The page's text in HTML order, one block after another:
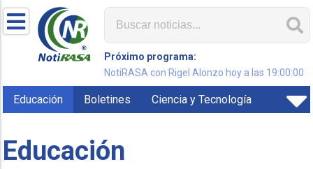
Próximo programa:
NotiRASA con Rigel Alonzo hoy a las 19:00:00
Educación Boletines Ciencia y Tecnología
Educación